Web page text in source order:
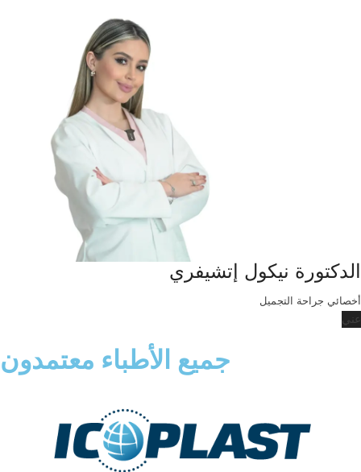
الدكتورة نيكول إتشيفري
أخصائي جراحة التجميل
عني
جميع الأطباء معتمدون